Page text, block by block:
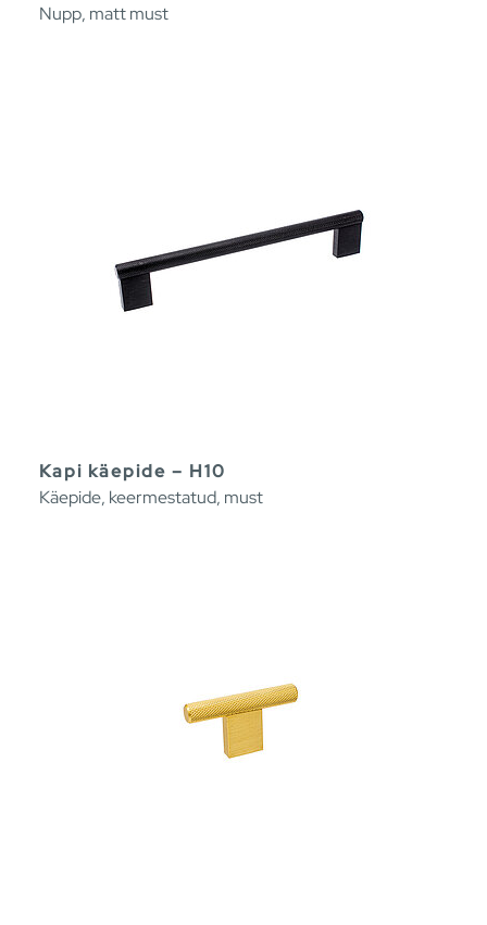
Nupp, matt must
Kapi käepide – H10
Käepide, keermestatud, must